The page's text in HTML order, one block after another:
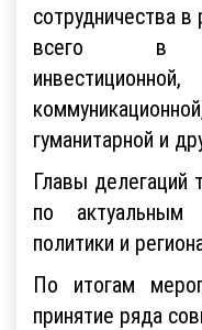
сотрудничества
всего в
гуманитарной и
Главы делегаций
по актуальным
политики и
По итогам
принятие ряда